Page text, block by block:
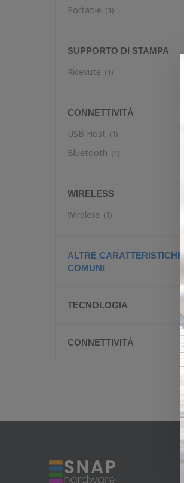
Portatile (1)
SUPPORTO DI STAMPA
Ricevute (1)
CONNETTIVITÀ
USB Host (1)
Bluetooth (1)
WIRELESS
Wireless (1)
ALTRE CARATTERISTICHE
COMUNI
TECNOLOGIA
CONNETTIVITÀ